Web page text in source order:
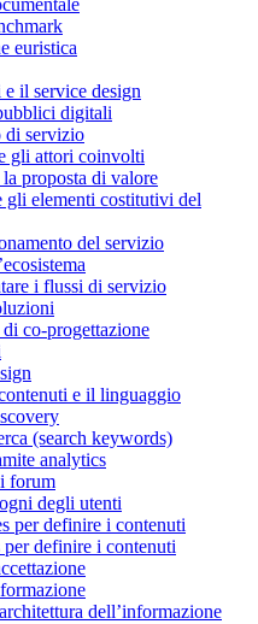
euristica
il service design
digitali
di servizio
gli attori coinvolti
proposta di valore
gli elementi costitutivi del
del servizio
i flussi di servizio
co-progettazione
e il linguaggio
(search keywords)
analytics
forum
degli utenti
per definire i contenuti
per definire i contenuti
dell’informazione